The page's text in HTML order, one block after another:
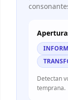
Detectan
temprana.